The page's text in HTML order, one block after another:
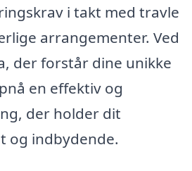
i takt med travle
arrangementer. Ved
der forstår dine unikke
en effektiv og
der holder dit
og indbydende.